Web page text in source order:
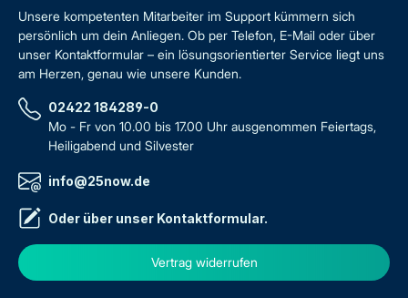
Unsere kompetenten Mitarbeiter im Support kümmern sich
persönlich um dein Anliegen. Ob per Telefon, E-Mail oder über
unser Kontaktformular – ein lösungsorientierter Service liegt uns
am Herzen, genau wie unsere Kunden.
02422 184289-0
Mo - Fr von 10.00 bis 17.00 Uhr ausgenommen Feiertags,
Heiligabend und Silvester
info@25now.de
Oder über unser Kontaktformular.
Vertrag widerrufen